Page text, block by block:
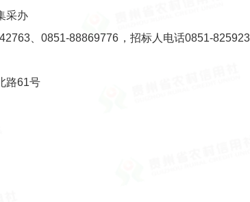
采办
、0851-88869776，招标人电话0851-
路61号